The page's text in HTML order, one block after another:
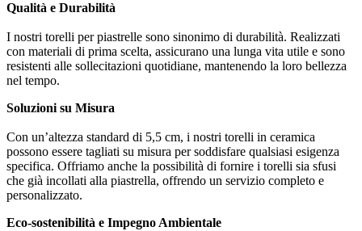
Qualità e Durabilità
I nostri torelli per piastrelle sono sinonimo di durabilità. Realizzati
con materiali di prima scelta, assicurano una lunga vita utile e sono
resistenti alle sollecitazioni quotidiane, mantenendo la loro bellezza
nel tempo.
Soluzioni su Misura
Con un’altezza standard di 5,5 cm, i nostri torelli in ceramica
possono essere tagliati su misura per soddisfare qualsiasi esigenza
specifica. Offriamo anche la possibilità di fornire i torelli sia sfusi
che già incollati alla piastrella, offrendo un servizio completo e
personalizzato.
Eco-sostenibilità e Impegno Ambientale